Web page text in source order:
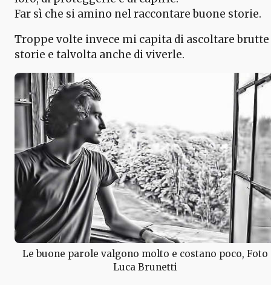
Far sì che si amino nel raccontare buone storie.
Troppe volte invece mi capita di ascoltare brutte
storie e talvolta anche di viverle.
Le buone parole valgono molto e costano poco, Foto
Luca Brunetti